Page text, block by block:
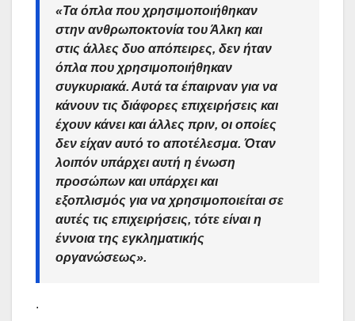
«Τα όπλα που χρησιμοποιήθηκαν
στην ανθρωποκτονία του Άλκη και
στις άλλες δυο απόπειρες, δεν ήταν
όπλα που χρησιμοποιήθηκαν
συγκυριακά. Αυτά τα έπαιρναν για να
κάνουν τις διάφορες επιχειρήσεις και
έχουν κάνει και άλλες πριν, οι οποίες
δεν είχαν αυτό το αποτέλεσμα. Όταν
λοιπόν υπάρχει αυτή η ένωση
προσώπων και υπάρχει και
εξοπλισμός για να χρησιμοποιείται σε
αυτές τις επιχειρήσεις, τότε είναι η
έννοια της εγκληματικής
οργανώσεως».
.